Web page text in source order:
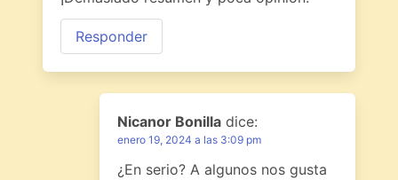
Responder
Nicanor Bonilla dice:
enero 19, 2024 a las 3:09 pm
¿En serio? A algunos nos gusta